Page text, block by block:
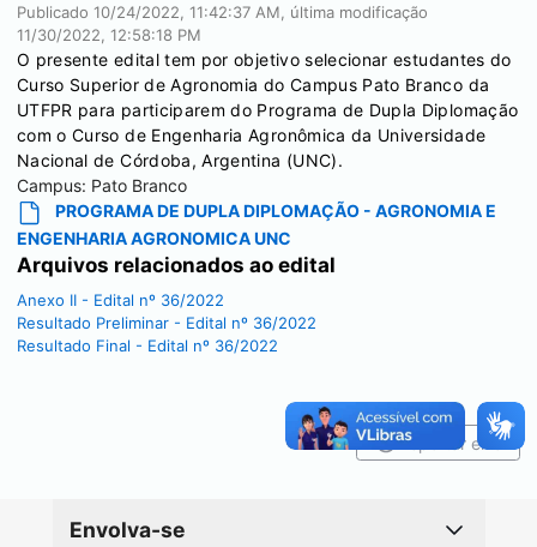
Publicado 10/24/2022, 11:42:37 AM , última modificação
11/30/2022, 12:58:18 PM
O presente edital tem por objetivo selecionar estudantes do
Curso Superior de Agronomia do Campus Pato Branco da
UTFPR para participarem do Programa de Dupla Diplomação
com o Curso de Engenharia Agronômica da Universidade
Nacional de Córdoba, Argentina (UNC).
Campus: Pato Branco
PROGRAMA DE DUPLA DIPLOMAÇÃO - AGRONOMIA E
ENGENHARIA AGRONOMICA UNC
Arquivos relacionados ao edital
Anexo II - Edital nº 36/2022
Resultado Preliminar - Edital nº 36/2022
Resultado Final - Edital nº 36/2022
Reportar erro
Envolva-se